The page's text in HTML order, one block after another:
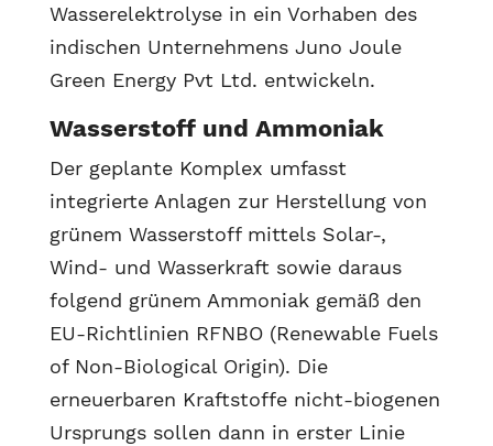
Wasserelektrolyse in ein Vorhaben des
indischen Unternehmens Juno Joule
Green Energy Pvt Ltd. entwickeln.
Wasserstoff und Ammoniak
Der geplante Komplex umfasst
integrierte Anlagen zur Herstellung von
grünem Wasserstoff mittels Solar-,
Wind- und Wasserkraft sowie daraus
folgend grünem Ammoniak gemäß den
EU-Richtlinien RFNBO (Renewable Fuels
of Non-Biological Origin). Die
erneuerbaren Kraftstoffe nicht-biogenen
Ursprungs sollen dann in erster Linie